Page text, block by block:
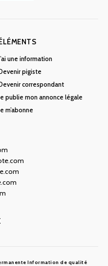
une information
pigiste
correspondant
publie mon annonce légale
m’abonne
Information de qualité